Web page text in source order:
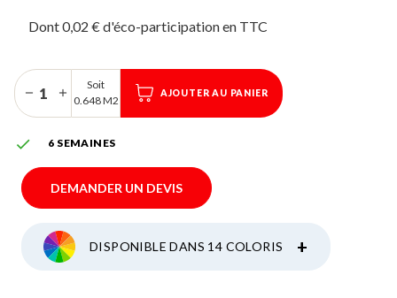
Dont 0,02 € d'éco-participation
Soit
0.648 M2
AJOUTER AU PANIER
 6 SEMAINES
DEMANDER UN DEVIS
DISPONIBLE DANS 14 COLORIS +